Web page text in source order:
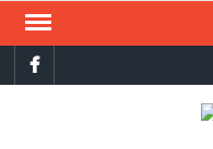
Saltar
contenidofacebook